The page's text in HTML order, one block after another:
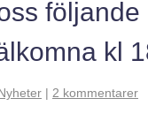
kl
| 2 kommentarer